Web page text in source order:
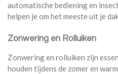
automatische bediening en
helpen je om het meeste uit je
Zonwering en Rolluiken
Zonwering en rolluiken zijn
houden tijdens de zomer en